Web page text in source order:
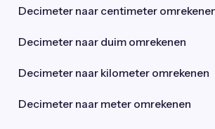
Decimeter naar centimeter
Decimeter naar duim omrekenen
Decimeter naar kilometer omrekenen
Decimeter naar meter omrekenen